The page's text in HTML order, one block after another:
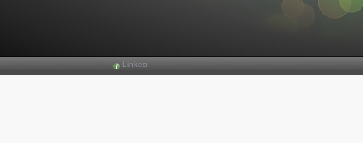
Linkeo